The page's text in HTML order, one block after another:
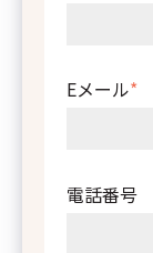
Eメール*
電話番号